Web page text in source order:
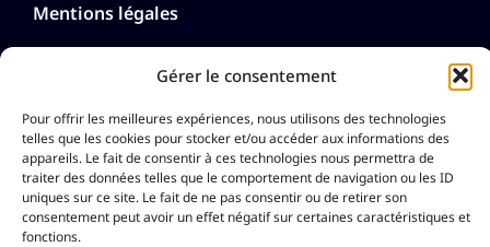
Gérer le consentement
Pour offrir les meilleures expériences, nous utilisons des technologies
telles que les cookies pour stocker et/ou accéder aux informations des
appareils. Le fait de consentir à ces technologies nous permettra de
traiter des données telles que le comportement de navigation ou les ID
uniques sur ce site. Le fait de ne pas consentir ou de retirer son
consentement peut avoir un effet négatif sur certaines caractéristiques et
fonctions.
Mentions légales
Langues
Français
English
Deutsch